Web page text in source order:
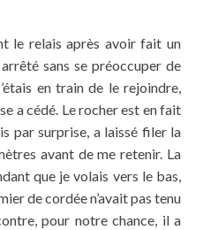
le relais après avoir fait un
sans se préoccuper de
en train de le rejoindre,
a cédé. Le rocher est en fait
par surprise, a laissé filer la
avant de me retenir. La
que je volais vers le bas,
de cordée n’avait pas tenu
pour notre chance, il a